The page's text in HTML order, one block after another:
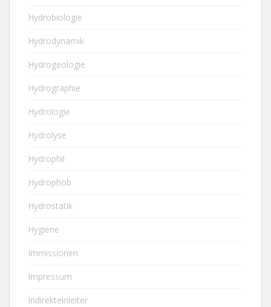
Hydrobiologie
Hydrodynamik
Hydrogeologie
Hydrographie
Hydrologie
Hydrolyse
Hydrophil
Hydrophob
Hydrostatik
Hygiene
Immissionen
Impressum
Indirekteinleiter